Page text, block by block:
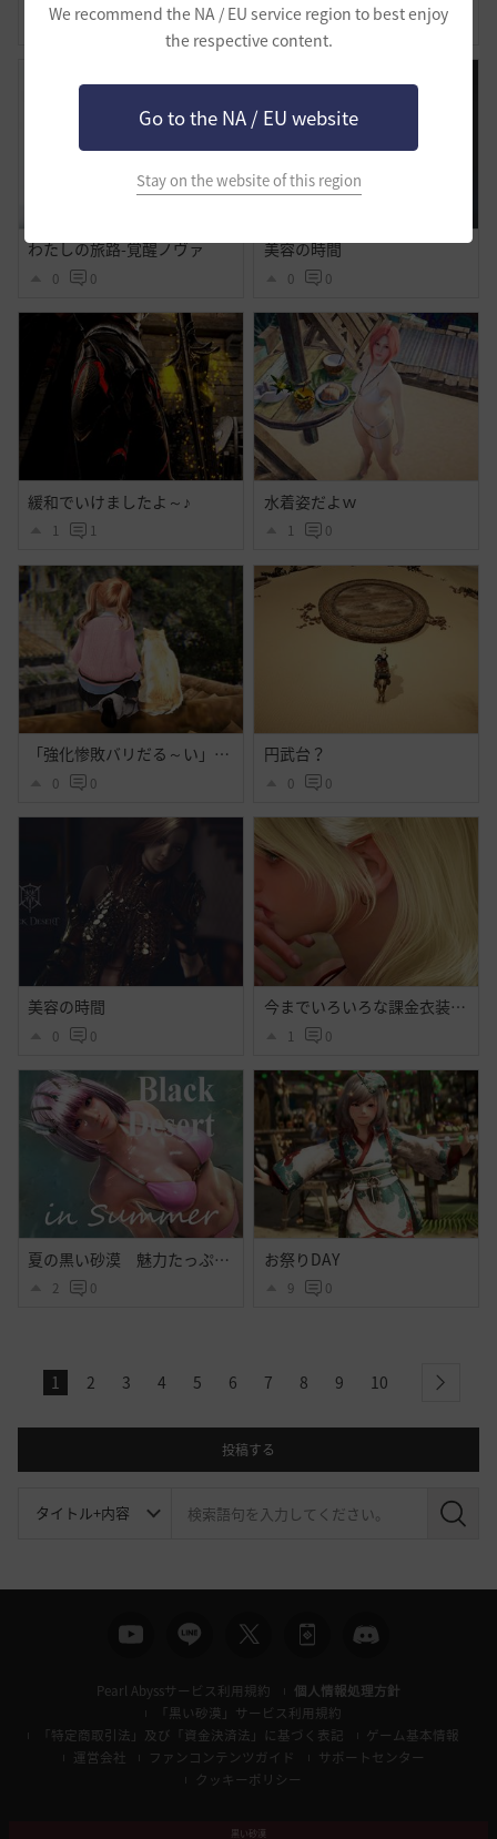
We recommend the NA / EU service region to best enjoy
the respective content.
Go to the NA / EU website
Stay on the website of this region
1 0 3 0
わたしの旅路-覚醒ノヴァ
0 0
美容の時間
0 0
緩和でいけましたよ～♪
1 1
水着姿だよｗ
1 0
「強化惨敗バリだる～い」「・・・」
0 0
円武台？
0 0
美容の時間
0 0
今までいろいろな課金衣装出てそれなりに好きだったけど今回程心奪われた衣装はなかったよ・・大好きだよシトラス・・ハイセンス過ぎるよ黒砂漠☝️ぃえーぃ！
1 0
夏の黒い砂漠 魅力たっぷりシトラス衣装のｓｓ その２
2 0
お祭りDAY
9 0
1 2 3 4 5 6 7 8 9 10 next
投稿する
検
Pearl Abyssサービス利用規約
個人情報処理方針
「黒い砂漠」サービス利用規約
「特定商取引法」及び「資金決済法」に基づく表記
ゲーム基本情報
運営会社
ファンコンテンツガイド
サポートセンター
クッキーポリシー
黒い砂漠